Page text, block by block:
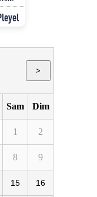
>
Sam Dim
1 2
8 9
15 16